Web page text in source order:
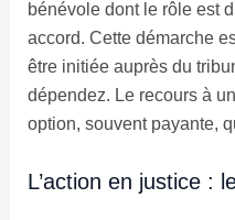
bénévole dont le rôle est
accord. Cette démarche
être initiée auprès du
dépendez. Le recours à
option, souvent payante,
L’action en justice :